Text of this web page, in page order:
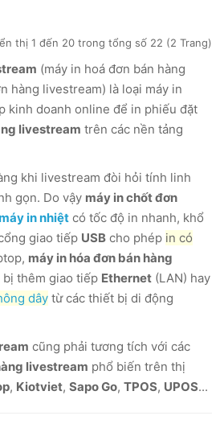
thị 1 đến 20 trong tổng số 22 (2 Trang)
(máy in hoá đơn bán hàng
hàng livestream) là loại máy in
kinh doanh online để in phiếu đặt
livestream trên các nền tảng
khi livestream đòi hỏi tính linh
gọn. Do vậy máy in chốt đơn
in nhiệt có tốc độ in nhanh, khổ
giao tiếp USB cho phép in có
máy in hóa đơn bán hàng
thêm giao tiếp Ethernet (LAN) hay
dây từ các thiết bị di động
cũng phải tương tích với các
livestream phổ biến trên thị
, Kiotviet, Sapo Go, TPOS, UPOS...